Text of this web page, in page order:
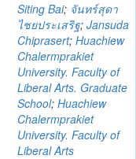
Siting Bai; จันทร์สุดา
ไชยประเสริฐ; Jansuda
Chiprasert; Huachiew
Chalermprakiet
University. Faculty of
Liberal Arts. Graduate
School; Huachiew
Chalermprakiet
University. Faculty of
Liberal Arts